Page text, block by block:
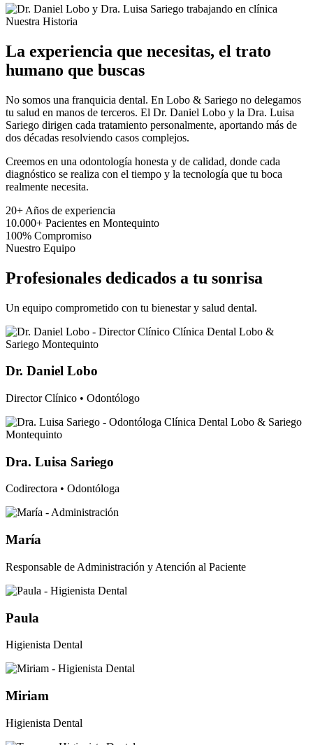
Nuestra Historia
La experiencia que necesitas, el trato
humano que buscas
No somos una franquicia dental. En Lobo & Sariego no delegamos
tu salud en manos de terceros. El Dr. Daniel Lobo y la Dra. Luisa
Sariego dirigen cada tratamiento personalmente, aportando más de
dos décadas resolviendo casos complejos.
Creemos en una odontología honesta y de calidad, donde cada
diagnóstico se realiza con el tiempo y la tecnología que tu boca
realmente necesita.
20+ Años de experiencia
10.000+ Pacientes en Montequinto
100% Compromiso
Nuestro Equipo
Profesionales dedicados a tu sonrisa
Un equipo comprometido con tu bienestar y salud dental.
Dr. Daniel Lobo
Director Clínico • Odontólogo
Dra. Luisa Sariego
Codirectora • Odontóloga
María
Responsable de Administración y Atención al Paciente
Paula
Higienista Dental
Miriam
Higienista Dental